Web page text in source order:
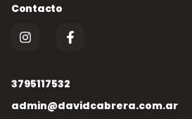
3795117532
admin@davidcabrera.com.ar